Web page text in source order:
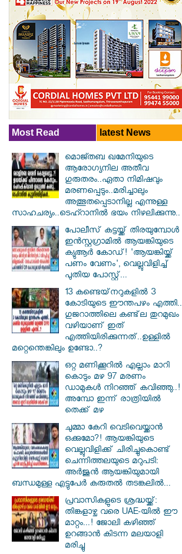
Most Read latest News
മൊജ്തബ ഖമേനിയുടെ
ആരോഗ്യനില അതീവ
ഗുരുതരം..ഏതാ നിമിഷവും
മരണപ്പെടും..മരിച്ചാലും
അത്ഭുതപ്പെടാനില്ല എന്നുള്ള
സാഹചര്യം..ടെഹ്റാനിൽ ഭയം നിഴലിക്കുന്നു..
പോലീസ് കട്ടയ്ക്ക് തിരയുമ്പോൾ
ഇൻസ്റ്റഗ്രാമിൽ ആയങ്കിയുടെ
ക്യുആർ കോഡ്! 'ആയങ്കിയ്ക്ക്
പണം വേണം', വെല്ലുവിളിച്ച്
പുതിയ പോസ്റ്റ്...
13 കണ്ടെയ്‌നറുകളിൽ 3
കോടിയുടെ ഈന്തപഴം എത്തി..
ഗുജറാത്തിലെ കണ്ട്‌ല തുറമുഖം
വഴിയാണ് ഇത്
എത്തിയിരിക്കുന്നത്..ഉള്ളിൽ
മറ്റെന്തെങ്കിലും ഉണ്ടോ..?
ഒറ്റ മണിക്കൂറിൽ എല്ലാം മാറി
കൊടും മഴ 97 മരണം
ഡാമുകൾ നിറഞ്ഞ് കവിഞ്ഞു..!
അമ്പോ ഇന്ന് രാത്രിയിൽ
തെക്ക് മഴ
ചുമ്മാ കേറി വെടിവെയ്ക്കാൻ
ഒക്കുമോ?! ആയങ്കിയുടെ
വെല്ലുവിളിക്ക് ചിരിച്ചുകൊണ്ട്
ചെന്നിത്തലയുടെ മറുപടി:
അർജുൻ ആയങ്കിയുമായി
ബന്ധമുള്ള എട്ടുപേർ കരുതൽ തടങ്കലിൽ...
പ്രവാസികളുടെ ശ്രദ്ധയ്ക്ക്:
തിങ്കളാഴ്ച വരെ UAE-യിൽ ഈ
മാറ്റം...! ജോലി കഴിഞ്ഞ്
ഉറങ്ങാൻ കിടന്ന മലയാളി
മരിച്ചു